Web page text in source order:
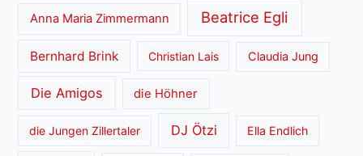
Anna Maria Zimmermann Beatrice Egli
Bernhard Brink Christian Lais Claudia Jung
Die Amigos die Höhner
die Jungen Zillertaler DJ Ötzi Ella Endlich